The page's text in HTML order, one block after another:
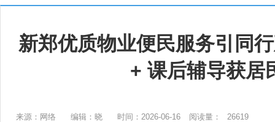
新郑优质物业便民服务引同
+ 课后辅导获居
来源：网络 编辑：晓 时间：2026-06-16 阅读量： 26619